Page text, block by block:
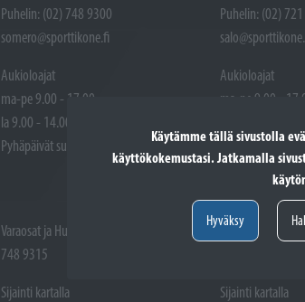
Käytämme tällä sivustolla
käyttökokemustasi. Jatkamalla
Hyväksy
Puhelin: (02) 748 9300
somero@sporttikone.fi
Aukioloajat
ma-pe 9.00 - 17.00
la 9.00 - 14.00
Pyhäpäivät suljettuna
Varaosat ja Huoltotöiden vastaanotto: (02)
748 9315
Sijainti kartalla
Puhelin: (02)
Aukioloajat
ma-pe 9.00 -
Pyhäpäivät
Varaosat: (02)
Sijainti kartalla